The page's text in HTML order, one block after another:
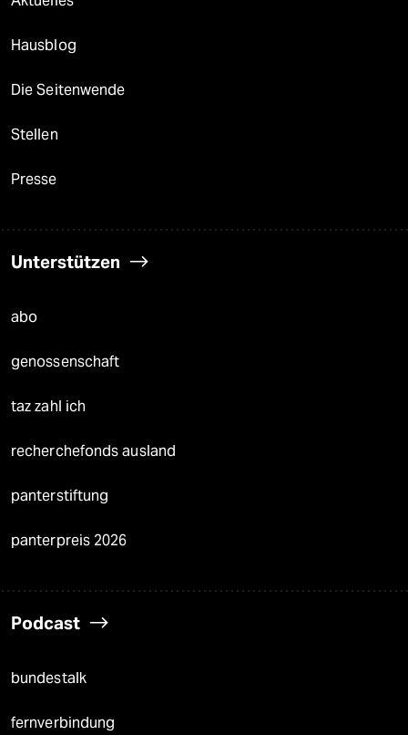
Hausblog
Die Seitenwende
Stellen
Presse
Unterstützen
abo
genossenschaft
taz zahl ich
recherchefonds ausland
panterstiftung
panterpreis 2026
Podcast
bundestalk
fernverbindung